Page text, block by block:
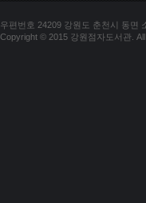
우편번호 24209 강원도 춘천시 동면
Copyright © 2015 강원점자도서관.